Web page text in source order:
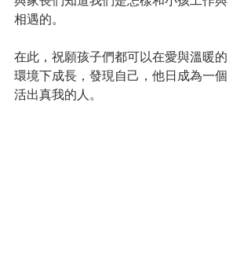
相遇的。
在此，祝願孩子們都可以在愛與溫暖的
環境下成長，發現自己，他日成為一個
活出真我的人。